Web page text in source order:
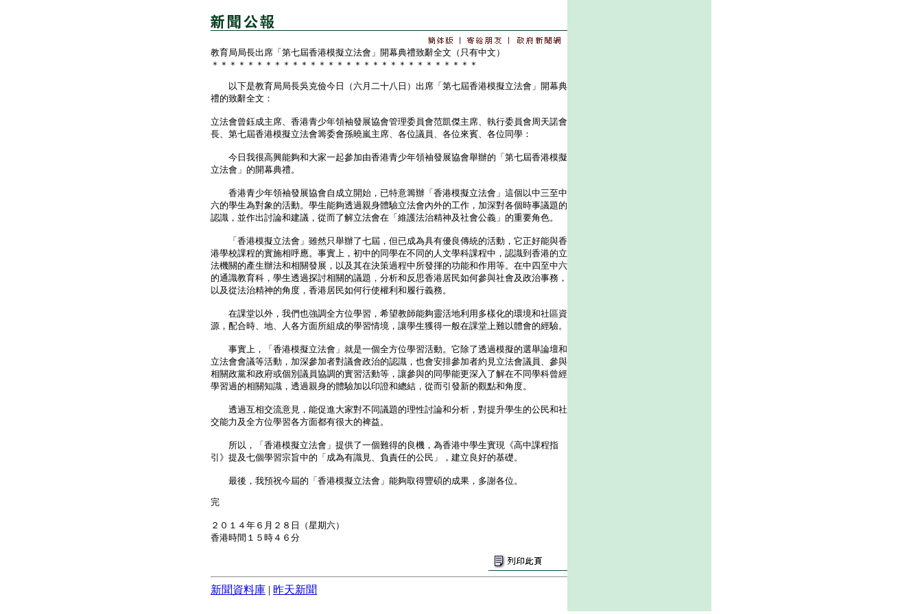
教育局局長出席「第七屆香港模擬立法會」開幕典禮致辭全文（只有中文）
＊＊＊＊＊＊＊＊＊＊＊＊＊＊＊＊＊＊＊＊＊＊＊＊＊＊＊＊＊＊
以下是教育局局長吳克儉今日（六月二十八日）出席「第七屆香港模擬立法會」開幕典
禮的致辭全文：
立法會曾鈺成主席、香港青少年領袖發展協會管理委員會范凱傑主席、執行委員會周天諾會
長、第七屆香港模擬立法會籌委會孫曉嵐主席、各位議員、各位來賓、各位同學：
今日我很高興能夠和大家一起參加由香港青少年領袖發展協會舉辦的「第七屆香港模擬
立法會」的開幕典禮。
香港青少年領袖發展協會自成立開始，已特意籌辦「香港模擬立法會」這個以中三至中
六的學生為對象的活動。學生能夠透過親身體驗立法會內外的工作，加深對各個時事議題的
認識，並作出討論和建議，從而了解立法會在「維護法治精神及社會公義」的重要角色。
「香港模擬立法會」雖然只舉辦了七屆，但已成為具有優良傳統的活動，它正好能與香
港學校課程的實施相呼應。事實上，初中的同學在不同的人文學科課程中，認識到香港的立
法機關的產生辦法和相關發展，以及其在決策過程中所發揮的功能和作用等。在中四至中六
的通識教育科，學生透過探討相關的議題，分析和反思香港居民如何參與社會及政治事務，
以及從法治精神的角度，香港居民如何行使權利和履行義務。
在課堂以外，我們也強調全方位學習，希望教師能夠靈活地利用多樣化的環境和社區資
源，配合時、地、人各方面所組成的學習情境，讓學生獲得一般在課堂上難以體會的經驗。
事實上，「香港模擬立法會」就是一個全方位學習活動。它除了透過模擬的選舉論壇和
立法會會議等活動，加深參加者對議會政治的認識，也會安排參加者約見立法會議員、參與
相關政黨和政府或個別議員協調的實習活動等，讓參與的同學能更深入了解在不同學科曾經
學習過的相關知識，透過親身的體驗加以印證和總結，從而引發新的觀點和角度。
透過互相交流意見，能促進大家對不同議題的理性討論和分析，對提升學生的公民和社
交能力及全方位學習各方面都有很大的裨益。
所以，「香港模擬立法會」提供了一個難得的良機，為香港中學生實現《高中課程指
引》提及七個學習宗旨中的「成為有識見、負責任的公民」，建立良好的基礎。
最後，我預祝今屆的「香港模擬立法會」能夠取得豐碩的成果，多謝各位。
完
２０１４年６月２８日（星期六）
香港時間１５時４６分
新聞資料庫 | 昨天新聞